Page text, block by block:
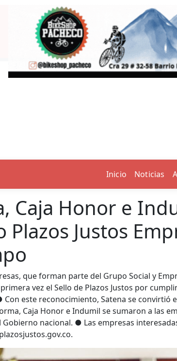
Inicio Noticias
Caja Honor e
Plazos Justos
que forman parte del Grupo Social y
vez el Sello de Plazos Justos por
Con este reconocimiento, Satena se convirtió
Caja Honor e Indumil se sumaron a las
nacional. ● Las empresas